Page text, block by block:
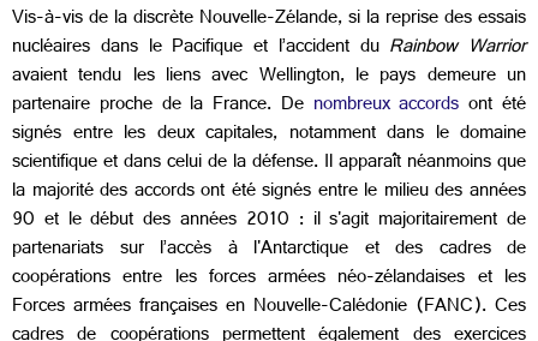
Vis-à-vis de la discrète Nouvelle-Zélande, si la reprise des essais
nucléaires dans le Pacifique et l’accident du Rainbow Warrior
avaient tendu les liens avec Wellington, le pays demeure un
partenaire proche de la France. De nombreux accords ont été
signés entre les deux capitales, notamment dans le domaine
scientifique et dans celui de la défense. Il apparaît néanmoins que
la majorité des accords ont été signés entre le milieu des années
90 et le début des années 2010 : il s'agit majoritairement de
partenariats sur l’accès à l'Antarctique et des cadres de
coopérations entre les forces armées néo-zélandaises et les
Forces armées françaises en Nouvelle-Calédonie (FANC). Ces